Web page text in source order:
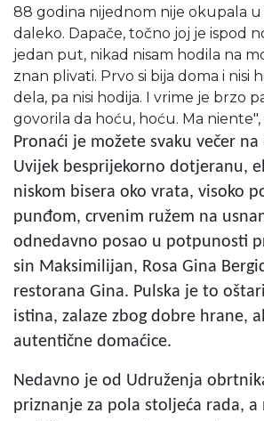
88 godina nijednom nije okupala u
daleko. Dapače, točno joj je ispod
jedan put, nikad nisam hodila na
znan plivati. Prvo si bija doma i nisi
dela, pa nisi hodija. I vrime je brzo
govorila da hoću, hoću. Ma niente",
Pronaći je možete svaku večer
Uvijek besprijekorno dotjeranu,
niskom bisera oko vrata, visoko
punđom, crvenim ružem na
odnedavno posao u potpunosti
sin Maksimilijan, Rosa Gina
restorana Gina. Pulska je to
istina, zalaze zbog dobre hrane,
autentične domaćice.
Nedavno je od Udruženja
priznanje za pola stoljeća rada, a